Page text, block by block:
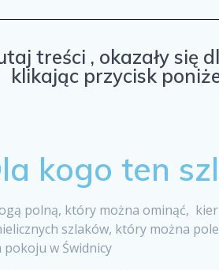
treści , okazały się
klikając przycisk
kogo ten
polną, który można ominąć,
szlaków, który można
w Świdnicy